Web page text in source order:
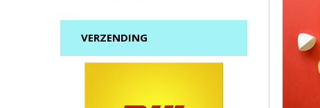
VERZENDING